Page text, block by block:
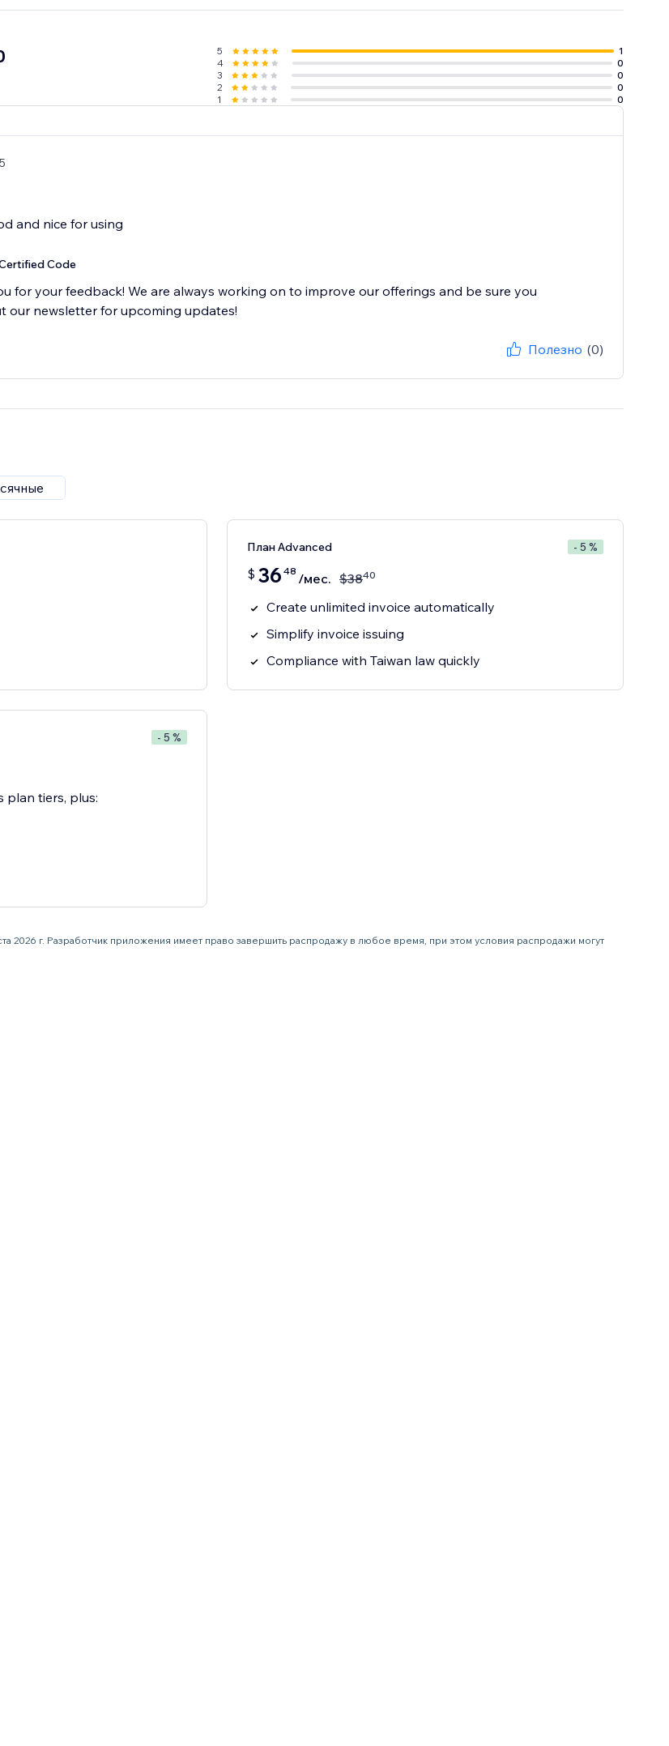
5
1
4
0
3
0
2
0
1
0
and nice for using
Code
for your feedback! We are always working on to improve our offerings and be sure you
our newsletter for upcoming updates!
Полезно (0)
План Advanced - 5 %
$ 36 48 /мес. $3840
Create unlimited invoice automatically
Simplify invoice issuing
Compliance with Taiwan law quickly
- 5 %
plan tiers, plus:
2026 г. Разработчик приложения имеет право завершить распродажу в любое время, при этом условия распродажи могут